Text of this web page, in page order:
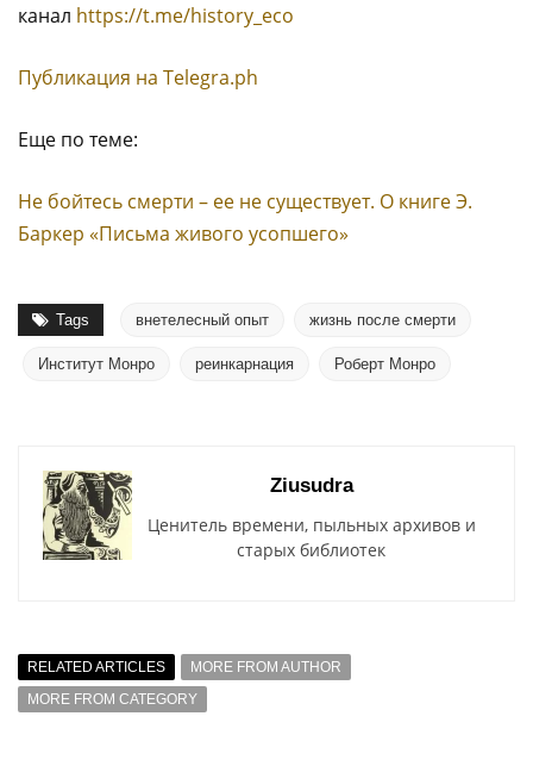
канал https://t.me/history_eco
Публикация на Тelegra.ph
Еще по теме:
Не бойтесь смерти – ее не существует. О книге Э.
Баркер «Письма живого усопшего»
Tags внетелесный опыт жизнь после смерти
Институт Монро реинкарнация Роберт Монро
Ziusudra
Ценитель времени, пыльных архивов и
старых библиотек
RELATED ARTICLES
MORE FROM AUTHOR
MORE FROM CATEGORY